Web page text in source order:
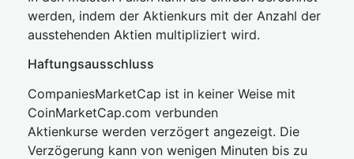
werden, indem der Aktienkurs mit der Anzahl der
ausstehenden Aktien multipliziert wird.
Haftungsausschluss
CompaniesMarketCap ist in keiner Weise mit
CoinMarketCap.com verbunden
Aktienkurse werden verzögert angezeigt. Die
Verzögerung kann von wenigen Minuten bis zu